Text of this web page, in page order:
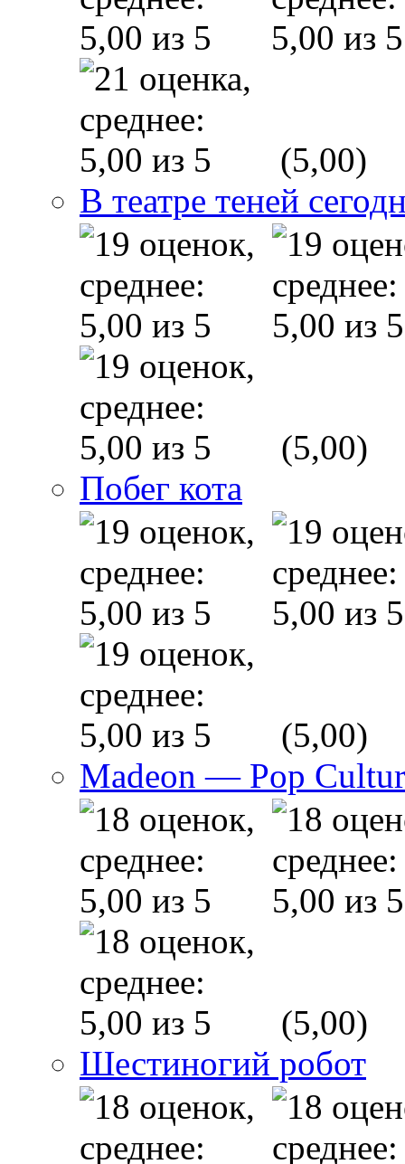
(5,00)
В театре теней
(5,00)
Побег кота
(5,00)
Madeon — Pop
(5,00)
Шестиногий робот